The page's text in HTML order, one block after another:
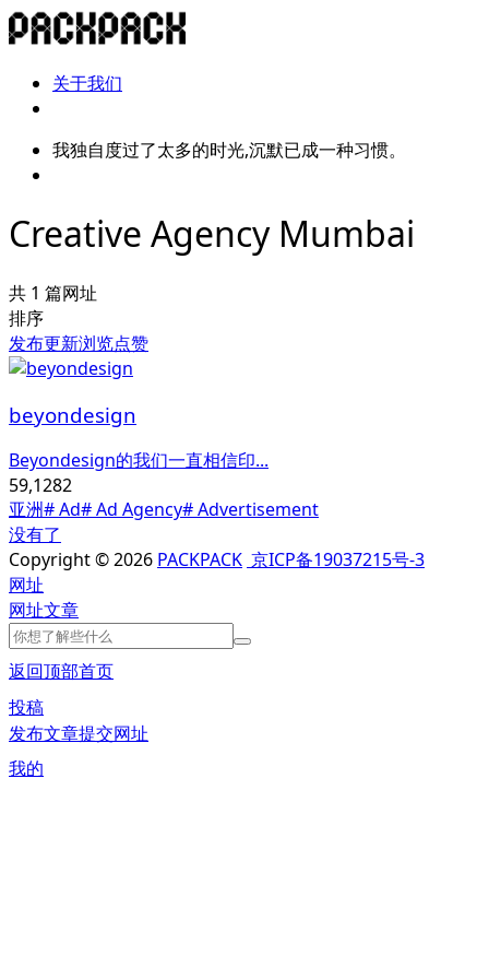
关于我们
我独自度过了太多的时光,沉默已成一种习惯。
Creative Agency Mumbai
共 1 篇网址
排序
发布更新浏览点赞
beyondesign
Beyondesign的我们一直相信印...
59,1282
亚洲# Ad# Ad Agency# Advertisement
没有了
Copyright © 2026 PACKPACK 京ICP备19037215号-3
网址
网址文章
返回顶部首页
投稿
发布文章提交网址
我的